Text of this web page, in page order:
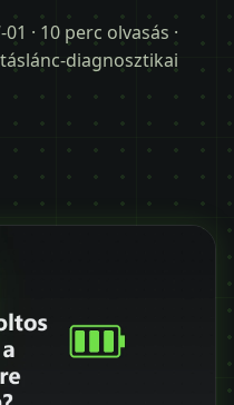
· 10 perc olvasás ·
diagnosztikai